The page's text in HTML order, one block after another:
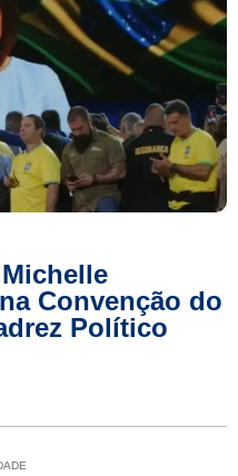
Convenção do
Político